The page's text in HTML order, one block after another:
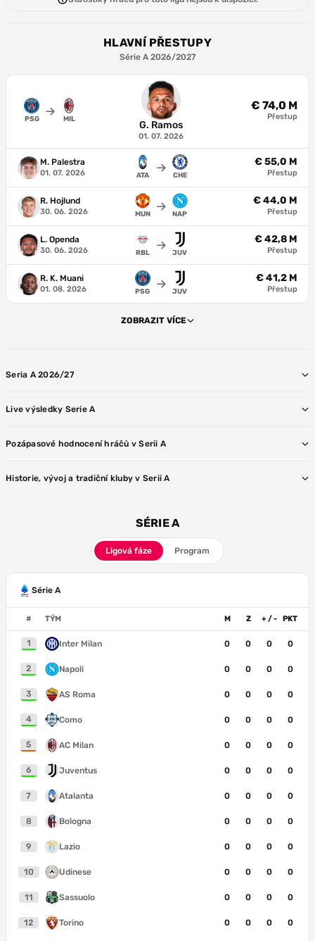
HLAVNÍ PŘESTUPY
Série A 2026/2027
PSG MIL G. Ramos
01. 07. 2026
€ 74,0 M
Přestup
M. Palestra
01. 07. 2026 ATA CHE
€ 55,0 M
Přestup
R. Hojlund
30. 06. 2026 MUN NAP
€ 44,0 M
Přestup
L. Openda
30. 06. 2026 RBL JUV
€ 42,8 M
Přestup
R. K. Muani
01. 08. 2026 PSG JUV
€ 41,2 M
Přestup
ZOBRAZIT VÍCE
Seria A 2026/27
Live výsledky Serie A
Pozápasové hodnocení hráčů v Serii A
Historie, vývoj a tradiční kluby v Serii A
SÉRIE A
Ligová fáze Program
Série A
# TÝM M Z + / - PKT
1 Inter Milan 0 0 0 0
2 Napoli 0 0 0 0
3 AS Roma 0 0 0 0
4 Como 0 0 0 0
5 AC Milan 0 0 0 0
6 Juventus 0 0 0 0
7 Atalanta 0 0 0 0
8 Bologna 0 0 0 0
9 Lazio 0 0 0 0
10 Udinese 0 0 0 0
11 Sassuolo 0 0 0 0
12 Torino 0 0 0 0